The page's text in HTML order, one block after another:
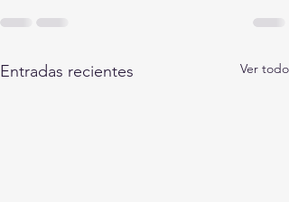
Entradas recientes Ver todo